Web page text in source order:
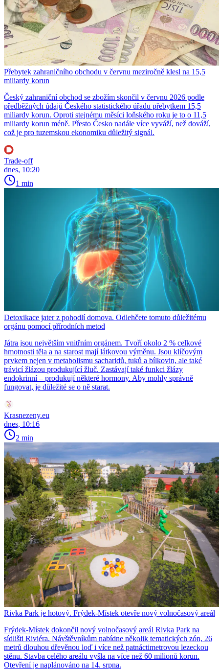
Přebytek zahraničního obchodu v červnu meziročně klesl na 15,5
miliardy korun
Český zahraniční obchod se zbožím skončil v červnu 2026 podle
předběžných údajů Českého statistického úřadu přebytkem 15,5
miliardy korun. Oproti stejnému měsíci loňského roku je to o 11,5
miliardy korun méně. Přesto Česko nadále více vyváží, než dováží,
což je pro tuzemskou ekonomiku důležitý signál.
Trade-off
dnes, 10:20
1 min
Detoxikace jater z pohodlí domova. Odlehčete tomuto důležitému
orgánu pomocí přírodních metod
Játra jsou největším vnitřním orgánem. Tvoří okolo 2 % celkové
hmotnosti těla a na starost mají látkovou výměnu. Jsou klíčovým
prvkem nejen v metabolismu sacharidů, tuků a bílkovin, ale také
trávicí žlázou produkující žluč. Zastávají také funkci žlázy
endokrinní – produkují některé hormony. Aby mohly správně
fungovat, je důležité se o ně starat.
Krasnezeny.eu
dnes, 10:16
2 min
Rivka Park je hotový. Frýdek-Místek otevře nový volnočasový areál
Frýdek-Místek dokončil nový volnočasový areál Rivka Park na
sídlišti Riviéra. Návštěvníkům nabídne několik tematických zón, 26
metrů dlouhou dřevěnou loď i více než patnáctimetrovou lezeckou
stěnu. Stavba celého areálu vyšla na více než 60 milionů korun.
Otevření je naplánováno na 14. srpna.